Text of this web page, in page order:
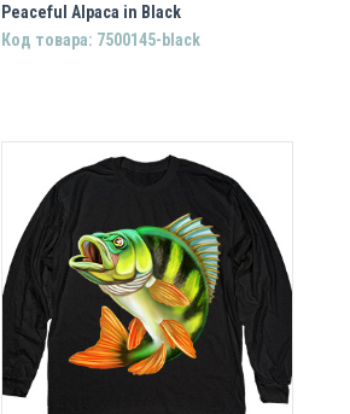
Peaceful Alpaca in Black
Код товара: 7500145-black